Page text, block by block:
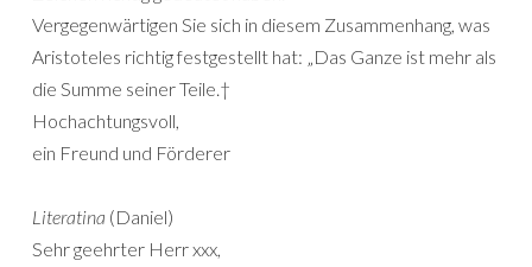
Vergegenwärtigen Sie sich in diesem Zusammenhang, was
Aristoteles richtig festgestellt hat: „Das Ganze ist mehr als
die Summe seiner Teile.†
Hochachtungsvoll,
ein Freund und Förderer
Literatina (Daniel)
Sehr geehrter Herr xxx,